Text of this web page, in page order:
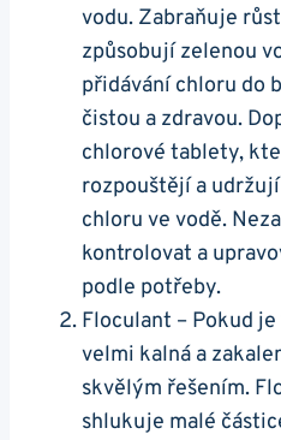
vodu. Zabraňuje
způsobují zelenou
přidávání chloru do
čistou a zdravou.
chlorové tablety,
rozpouštějí a
chloru ve vodě.
kontrolovat a
podle potřeby.
Floculant – Pokud
velmi kalná a
skvělým řešením.
shlukuje malé